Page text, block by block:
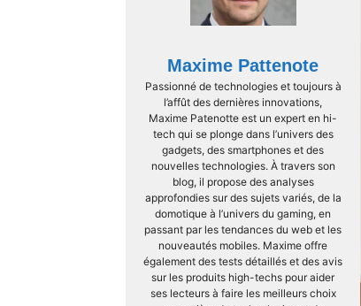
Maxime Pattenote
Passionné de technologies et toujours à
l’affût des dernières innovations,
Maxime Patenotte est un expert en hi-
tech qui se plonge dans l’univers des
gadgets, des smartphones et des
nouvelles technologies. À travers son
blog, il propose des analyses
approfondies sur des sujets variés, de la
domotique à l’univers du gaming, en
passant par les tendances du web et les
nouveautés mobiles. Maxime offre
également des tests détaillés et des avis
sur les produits high-techs pour aider
ses lecteurs à faire les meilleurs choix